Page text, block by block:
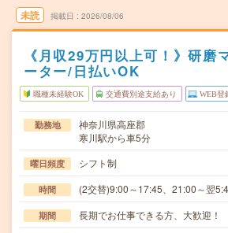
未読 掲載日 2026/08/06
《月収29万円以上可！》研磨
ーター/日払いOK
職種未経験OK 交通費別途支給あり WEB登
勤務地
神奈川県高座郡
寒川駅から車5分
曜日頻度 シフト制
時間 (2交替)9:00～17:45、21:00～翌
期間 長期でお仕事できる方、大歓迎！